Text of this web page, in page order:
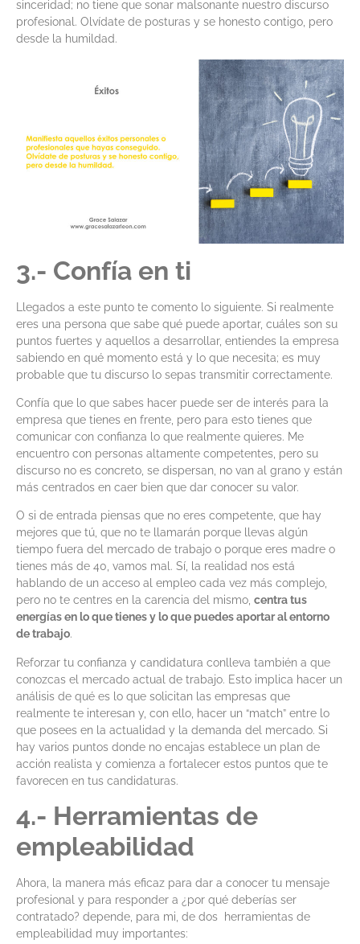
sinceridad; no tiene que sonar malsonante nuestro discurso
profesional. Olvídate de posturas y se honesto contigo, pero
desde la humildad.
3.- Confía en ti
Llegados a este punto te comento lo siguiente. Si realmente
eres una persona que sabe qué puede aportar, cuáles son su
puntos fuertes y aquellos a desarrollar, entiendes la empresa
sabiendo en qué momento está y lo que necesita; es muy
probable que tu discurso lo sepas transmitir correctamente.
Confía que lo que sabes hacer puede ser de interés para la
empresa que tienes en frente, pero para esto tienes que
comunicar con confianza lo que realmente quieres. Me
encuentro con personas altamente competentes, pero su
discurso no es concreto, se dispersan, no van al grano y están
más centrados en caer bien que dar conocer su valor.
O si de entrada piensas que no eres competente, que hay
mejores que tú, que no te llamarán porque llevas algún
tiempo fuera del mercado de trabajo o porque eres madre o
tienes más de 40, vamos mal. Sí, la realidad nos está
hablando de un acceso al empleo cada vez más complejo,
pero no te centres en la carencia del mismo, centra tus
energías en lo que tienes y lo que puedes aportar al entorno
de trabajo.
Reforzar tu confianza y candidatura conlleva también a que
conozcas el mercado actual de trabajo. Esto implica hacer un
análisis de qué es lo que solicitan las empresas que
realmente te interesan y, con ello, hacer un “match” entre lo
que posees en la actualidad y la demanda del mercado. Si
hay varios puntos donde no encajas establece un plan de
acción realista y comienza a fortalecer estos puntos que te
favorecen en tus candidaturas.
4.- Herramientas de
empleabilidad
Ahora, la manera más eficaz para dar a conocer tu mensaje
profesional y para responder a ¿por qué deberías ser
contratado? depende, para mi, de dos herramientas de
empleabilidad muy importantes: